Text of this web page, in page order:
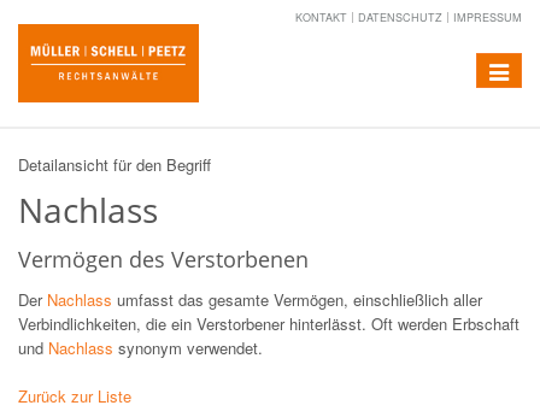
KONTAKT DATENSCHUTZ IMPRESSUM
Toggle
Detailansicht für den Begriff
Nachlass
Vermögen des Verstorbenen
Der Nachlass umfasst das gesamte Vermögen, einschließlich aller
Verbindlichkeiten, die ein Verstorbener hinterlässt. Oft werden Erbschaft
und Nachlass synonym verwendet.
Zurück zur Liste